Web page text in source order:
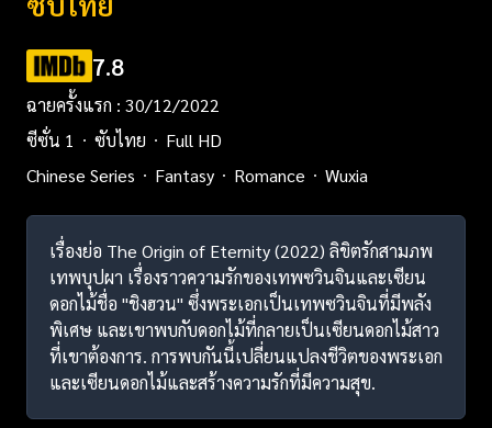
7.8
ฉายครั้งแรก : 30/12/2022
ซีซั่น 1
ซับไทย
Full HD
Chinese Series
Fantasy Romance Wuxia
เรื่องย่อ The Origin of Eternity (2022) ลิขิตรักสามภพ
เทพบุปผา เรื่องราวความรักของเทพซวินจินและเซียน
ดอกไม้ชื่อ "ชิงฮวน" ซึ่งพระเอกเป็นเทพซวินจินที่มีพลัง
พิเศษ และเขาพบกับดอกไม้ที่กลายเป็นเซียนดอกไม้สาว
ที่เขาต้องการ. การพบกันนี้เปลี่ยนแปลงชีวิตของพระเอก
และเซียนดอกไม้และสร้างความรักที่มีความสุข.